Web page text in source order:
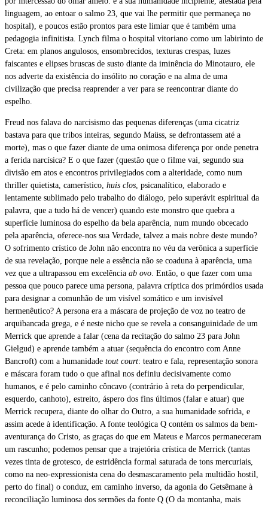
linguagem, ao entoar o salmo 23, que vai lhe permitir que permaneça no
hospital), e poucos estão prontos para este limiar que é também uma
pedagogia infinitista. Lynch filma o hospital vitoriano como um labirinto de
Creta: em planos angulosos, ensombrecidos, texturas crespas, luzes
faiscantes e elipses bruscas de susto diante da iminência do Minotauro, ele
nos adverte da existência do insólito no coração e na alma de uma
civilização que precisa reaprender a ver para se reencontrar diante do
espelho.
Freud nos falava do narcisismo das pequenas diferenças (uma cicatriz
bastava para que tribos inteiras, segundo Maüss, se defrontassem até a
morte), mas o que fazer diante de uma onimosa diferença por onde penetra
a ferida narcísica? E o que fazer (questão que o filme vai, segundo sua
divisão em atos e encontros privilegiados com a alteridade, como num
thriller quietista, camerístico, huis clos , psicanalítico, elaborado e
lentamente sublimado pelo trabalho do diálogo, pelo superávit espiritual da
palavra, que a tudo há de vencer) quando este monstro que quebra a
superfície luminosa do espelho da bela aparência, num mundo obcecado
pela aparência, oferece-nos sua Verdade, talvez a mais nobre deste mundo?
O sofrimento crístico de John não encontra no véu da verônica a superfície
de sua revelação, porque nele a essência não se coaduna à aparência, uma
vez que a ultrapassou em excelência ab ovo . Então, o que fazer com uma
pessoa que pouco parece uma persona, palavra críptica dos primórdios usada
para designar a comunhão de um visível somático e um invisível
hermenêutico? A persona era a máscara de projeção de voz no teatro de
arquibancada grega, e é neste nicho que se revela a consanguinidade de um
Merrick que aprende a falar (cena da recitação do salmo 23 para John
Gielgud) e aprende também a atuar (sequência do encontro com Anne
Bancroft) com a humanidade tout court: teatro e fala, representação sonora
e máscara foram tudo o que afinal nos definiu decisivamente como
humanos, e é pelo caminho côncavo (contrário à reta do perpendicular,
esquerdo, canhoto), estreito, áspero dos fins últimos (falar e atuar) que
Merrick recupera, diante do olhar do Outro, a sua humanidade sofrida, e
assim acede à identificação. A fonte teológica Q contém os salmos da bem-
aventurança do Cristo, as graças do que em Mateus e Marcos permaneceram
um rascunho; podemos pensar que a trajetória crística de Merrick (tantas
vezes tinta de grotesco, de estridência formal saturada de tons mercuriais,
como na neo-expressionista cena do desmascaramento pela multidão hostil,
perto do final) o conduz, em caminho inverso, da agonia do Getsêmane à
reconciliação luminosa dos sermões da fonte Q (O da montanha, mais